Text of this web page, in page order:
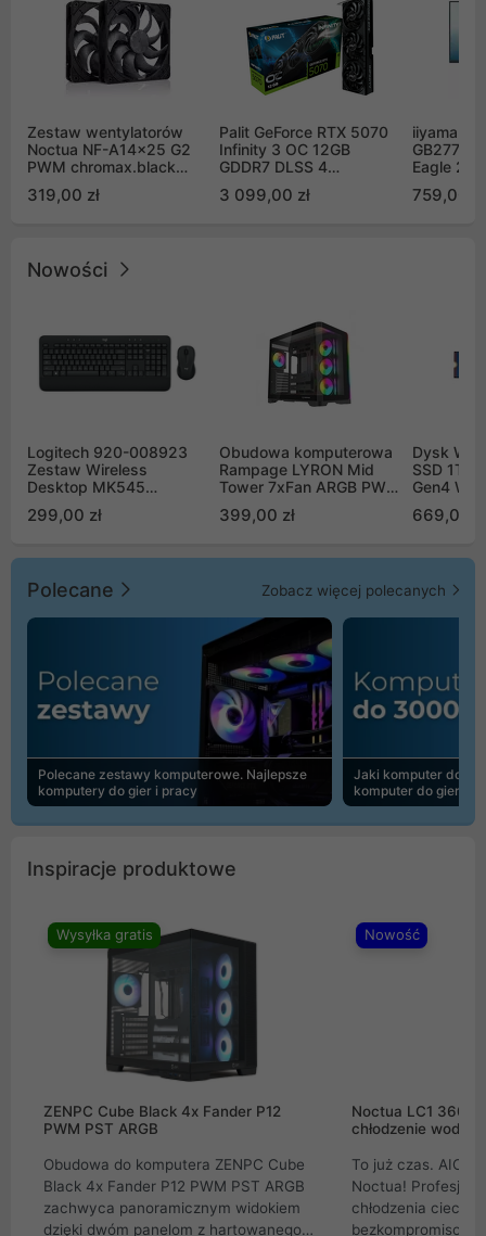
Zestaw wentylatorów
Noctua NF-A14x25 G2
PWM chromax.black
Push Pull (2szt)
319,00 zł
Palit GeForce RTX 5070
Infinity 3 OC 12GB
GDDR7 DLSS 4
GB2050S)
3 099,00 zł
iiyama G-
Eagle 27"
759,00 zł
Nowości
Logitech 920-008923
Zestaw Wireless
Desktop MK545
299,00 zł
Obudowa komputerowa
Rampage LYRON Mid
Tower 7xFan ARGB PWM
399,00 zł
Dysk WD
SSD 1TB
Gen4
669,00
Polecane Zobacz więcej polecanych
Polecane zestawy komputerowe. Najlepsze
komputery do gier i pracy
Jaki komputer do
komputer do gier |
Inspiracje produktowe
Wysyłka gratis
ZENPC Cube Black 4x Fander P12
PWM PST ARGB
Obudowa do komputera ZENPC Cube
Black 4x Fander P12 PWM PST ARGB
zachwyca panoramicznym widokiem
dzięki dwóm panelom z hartowanego
Nowość
Noctua LC1
chłodzenie wodne
To już czas. AIO
Noctua!
chłodzenia cieczą